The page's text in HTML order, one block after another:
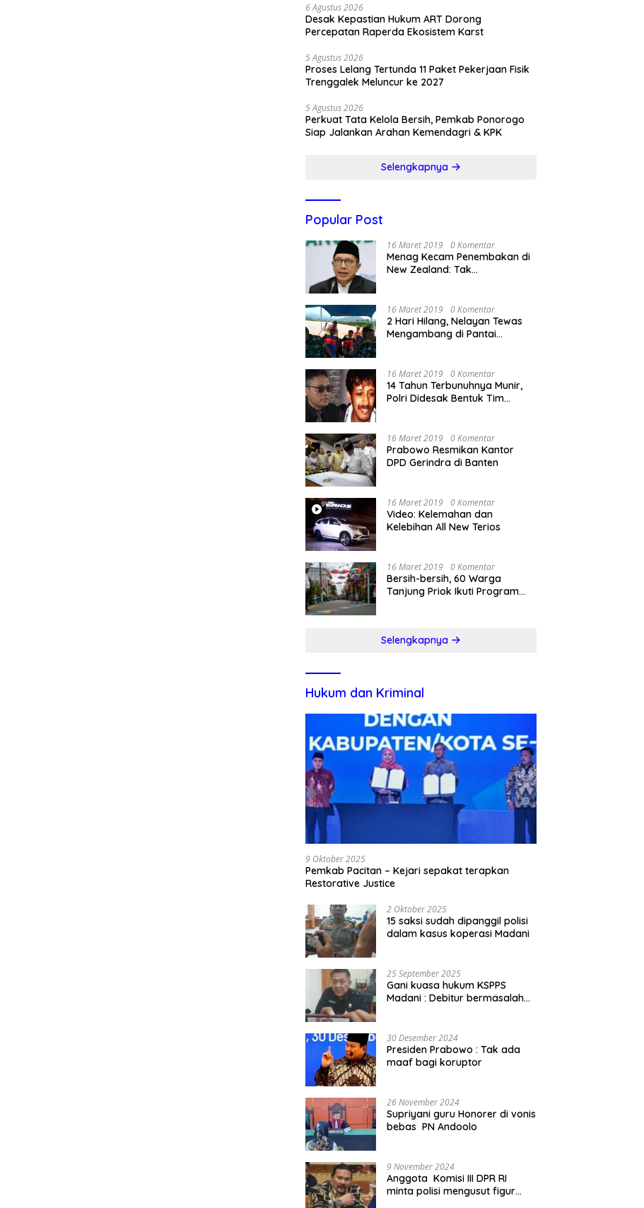
6 Agustus 2026
Desak Kepastian Hukum ART Dorong
Percepatan Raperda Ekosistem Karst
5 Agustus 2026
Proses Lelang Tertunda 11 Paket Pekerjaan Fisik
Trenggalek Meluncur ke 2027
5 Agustus 2026
Perkuat Tata Kelola Bersih, Pemkab Ponorogo
Siap Jalankan Arahan Kemendagri & KPK
Selengkapnya
Popular Post
16 Maret 2019 0 Komentar
Menag Kecam Penembakan di
New Zealand: Tak
16 Maret 2019 0 Komentar
2 Hari Hilang, Nelayan Tewas
Mengambang di Pantai
16 Maret 2019 0 Komentar
14 Tahun Terbunuhnya Munir,
Polri Didesak Bentuk Tim
16 Maret 2019 0 Komentar
Prabowo Resmikan Kantor
DPD Gerindra di Banten
16 Maret 2019 0 Komentar
Video: Kelemahan dan
Kelebihan All New Terios
16 Maret 2019 0 Komentar
Bersih-bersih, 60 Warga
Tanjung Priok Ikuti Program
Selengkapnya
Hukum dan Kriminal
9 Oktober 2025
Pemkab Pacitan – Kejari sepakat terapkan
Restorative Justice
2 Oktober 2025
15 saksi sudah dipanggil polisi
dalam kasus koperasi Madani
25 September 2025
Gani kuasa hukum KSPPS
Madani : Debitur bermasalah
30 Desember 2024
Presiden Prabowo : Tak ada
maaf bagi koruptor
26 November 2024
Supriyani guru Honorer di vonis
bebas PN Andoolo
9 November 2024
Anggota Komisi III DPR RI
minta polisi mengusut figur